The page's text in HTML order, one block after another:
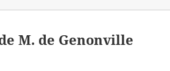
M. de Genonville